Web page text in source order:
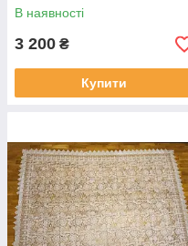
В наявності
3 200 ₴
Купити